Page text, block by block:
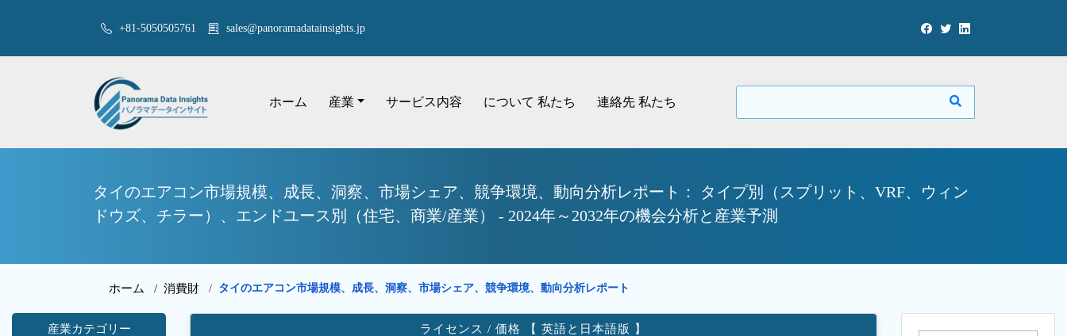
+81-5050505761 sales@panoramadatainsights.jp
ホーム 産業 サービス内容 について 私たち 連絡先 私たち
タイのエアコン市場規模、成長、洞察、市場シェア、競争環境、動向分析レポート： タイプ別（スプリット、VRF、ウィン
ドウズ、チラー）、エンドユース別（住宅、商業/産業） - 2024年～2032年の機会分析と産業予測
ホーム / 消費財 / タイのエアコン市場規模、成長、洞察、市場シェア、競争環境、動向分析レポート
産業カテゴリー ライセンス / 価格 【 英語と日本語版 】